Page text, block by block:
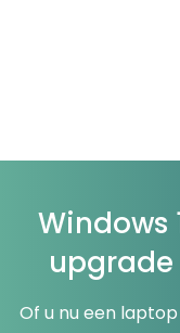
Windows
Of u nu een